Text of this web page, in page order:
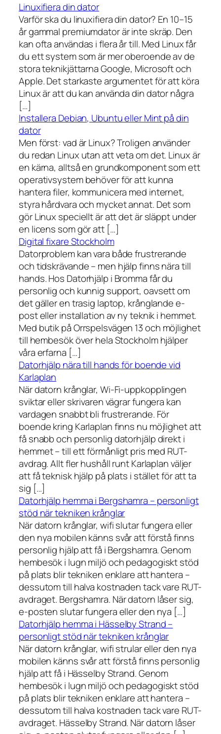
Linuxifiera din dator
Varför ska du linuxifiera din dator? En 10–15
år gammal premiumdator är inte skräp. Den
kan ofta användas i flera år till. Med Linux får
du ett system som är mer oberoende av de
stora teknikjättarna Google, Microsoft och
Apple. Det starkaste argumentet för att köra
Linux är att du kan använda din dator några
[…]
Installera Debian, Ubuntu eller Mint på din
dator
Men först: vad är Linux? Troligen använder
du redan Linux utan att veta om det. Linux är
en kärna, alltså en grundkomponent som ett
operativsystem behöver för att kunna
hantera filer, kommunicera med internet,
styra hårdvara och mycket annat. Det som
gör Linux speciellt är att det är släppt under
en licens som gör att […]
Digital fixare Stockholm
Datorproblem kan vara både frustrerande
och tidskrävande – men hjälp finns nära till
hands. Hos Datorhjälp i Bromma får du
personlig och kunnig support, oavsett om
det gäller en trasig laptop, krånglande e-
post eller installation av ny teknik i hemmet.
Med butik på Orrspelsvägen 13 och möjlighet
till hembesök över hela Stockholm hjälper
våra erfarna […]
Datorhjälp nära till hands för boende vid
Karlaplan
När datorn krånglar, Wi-Fi-uppkopplingen
sviktar eller skrivaren vägrar fungera kan
vardagen snabbt bli frustrerande. För
boende kring Karlaplan finns nu möjlighet att
få snabb och personlig datorhjälp direkt i
hemmet – till ett förmånligt pris med RUT-
avdrag. Allt fler hushåll runt Karlaplan väljer
att få teknisk hjälp på plats i stället för att ta
sig […]
Datorhjälp hemma i Bergshamra – personligt
stöd när tekniken krånglar
När datorn krånglar, wifi slutar fungera eller
den nya mobilen känns svår att förstå finns
personlig hjälp att få i Bergshamra. Genom
hembesök i lugn miljö och pedagogiskt stöd
på plats blir tekniken enklare att hantera –
dessutom till halva kostnaden tack vare RUT-
avdraget. Bergshamra. När datorn låser sig,
e-posten slutar fungera eller den nya […]
Datorhjälp hemma i Hässelby Strand –
personligt stöd när tekniken krånglar
När datorn krånglar, wifi strular eller den nya
mobilen känns svår att förstå finns personlig
hjälp att få i Hässelby Strand. Genom
hembesök i lugn miljö och pedagogiskt stöd
på plats blir tekniken enklare att hantera –
dessutom till halva kostnaden tack vare RUT-
avdraget. Hässelby Strand. När datorn låser